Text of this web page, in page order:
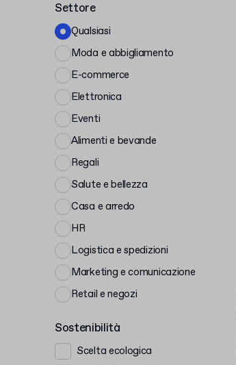
Settore
Qualsiasi
Moda e abbigliamento
E-commerce
Elettronica
Eventi
Alimenti e bevande
Regali
Salute e bellezza
Casa e arredo
HR
Logistica e spedizioni
Marketing e comunicazione
Retail e negozi
Sostenibilità
Scelta ecologica